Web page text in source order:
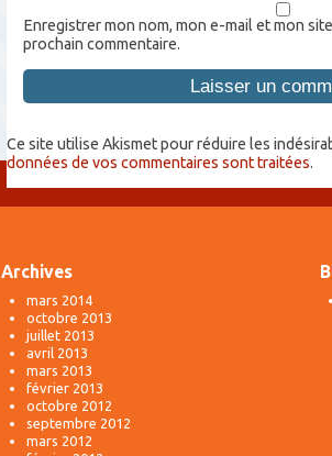
Enregistrer mon nom, mon e-mail et mon
prochain commentaire.
Ce site utilise Akismet pour réduire les
données de vos commentaires sont traitées.
Archives
mars 2014
octobre 2013
juillet 2013
avril 2013
mars 2013
février 2013
octobre 2012
septembre 2012
mars 2012